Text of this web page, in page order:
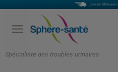
Spécialiste des troubles urinaires